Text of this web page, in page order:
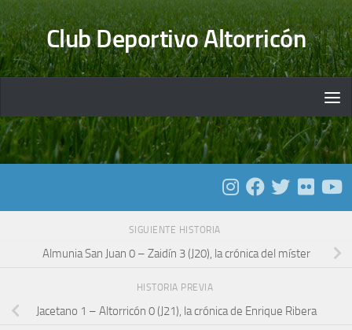
Saltar al contenido
Club Deportivo Altorricón
SIGUIENTE HISTORIA
Almunia San Juan 0 – Zaidín 3 (J20), la crónica del míster
HISTORIA PREVIA
Jacetano 1 – Altorricón 0 (J21), la crónica de Enrique Ribera